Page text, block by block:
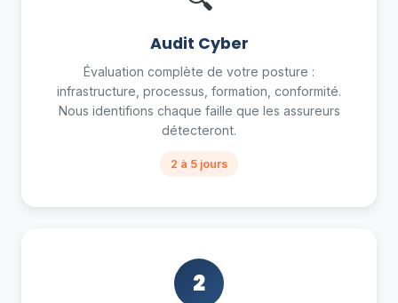
Audit Cyber
Évaluation complète de votre posture :
infrastructure, processus, formation, conformité.
Nous identifions chaque faille que les assureurs
détecteront.
2 à 5 jours
2